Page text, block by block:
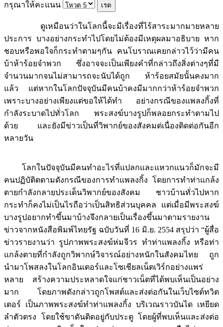
กรุณาให้คะแนน
ดูเหมือนว่าในโลกนี้จะมีเรื่องที่ไร้สาระมากมายหลาย
ประการ บางอย่างกระทำไปโดยไม่ต้องมีเหตุผลมาอธิบาย หาก
ชอบหรือพอใจก็กระทำตามๆกัน คนโบราณเคยกล่าวไว้ว่ามีคน
บ้าห้าร้อยจำพวก ซึ่งอาจจะเป็นเพียงคำที่กล่าวถึงสิ่งต่างๆที่มี
จำนวนมากจนไม่สามารถจะนับได้ถูก ห้าร้อยสมัยนั้นคงมาก
แล้ว แต่หากในโลกปัจจุบันมีคนบ้าคงมีมากกว่าห้าร้อยจำพวก
เพราะบางอย่างเพียงแต่ขอให้ได้ทำ อย่างกรณีของแพลงกิ้งที่
กำลังระบาดไปทั่วโลก พระสงฆ์บางรูปก็พลอยกระทำตามไป
ด้วย และยังมีข่าวเป็นที่วิพากย์ของสังคมต่เนื่องติดต่อกันอีก
หลายวัน
โลกในปัจจุบันมีคนทำอะไรที่แปลกและแหวกแนวก็มักจะมี
คนปฏิบัติตตามดังกรณีของการทำแพลงกิ้ง โดยการทำท่าแกล้ง
ตายกำลังกลายประเด็นวิพากย์ของสังคม ชาวบ้านทั่วไปหาก
กระทำก็คงไม่เป็นไรถือว่าเป็นสิทธิส่วนบุคคล แต่เมื่อมีพระสงฆ์
บางรูปอยากทำขึ้นมาบ้างจึงกลายเป็นเรื่องขึ้นมาตามรายงาน
ข่าวจากหนังสือพิมพ์ไทยรัฐ ฉบับวันที่ 16 มิ.ย. 2554 สรุปว่า “ผู้สื่อ
ข่าวรายงานว่า รูปภาพพระสงฆ์ห่มจีวร ทำท่าแพลงกิ้ง หรือท่า
แกล้งตายที่กำลังถูกวิพากษ์วิจารณ์อย่างหนักในสังคมไทย ถูก
นำมาโพสลงในโลกอินเตอร์และโซเชียลเน็ตเวิร์กอย่างแพร่
หลาย สร้างความประหลาดใจแก่ชาวเน็ตที่ได้พบเห็นเป็นอย่าง
มาก โดยภาพดังกล่าวถูกโพสต์และส่งต่อกันในเว็บไซต์ทวิต
เตอร์ เป็นภาพพระสงฆ์ทำท่าแพลงกิ้ง บริเวณราวบันได เหยียด
ลำตัวตรง โดยใช้ขาดันติดอยู่กับประตู โดยผู้ที่พบเห็นและส่งต่อ